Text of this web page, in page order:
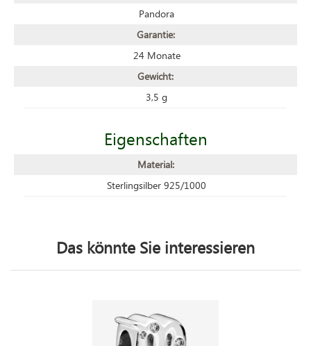
Pandora
Garantie:
24 Monate
Gewicht:
3,5 g
Eigenschaften
Material:
Sterlingsilber 925/1000
Das könnte Sie interessieren